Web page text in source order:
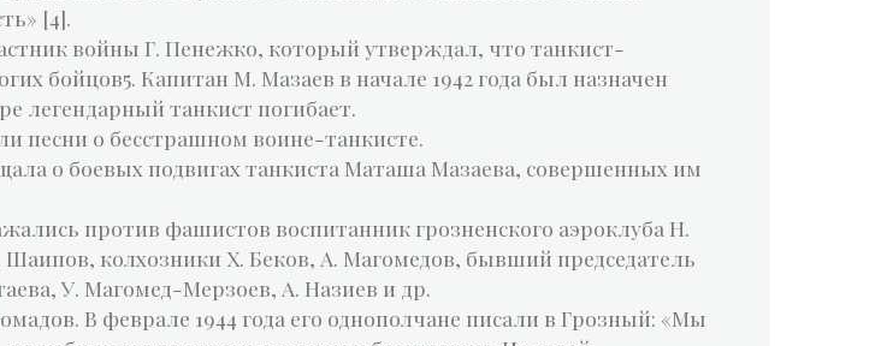
[4].
войны Г. Пенежко, который утверждал, что танкист-
бойцов5. Капитан М. Мазаев в начале 1942 года был назначен
легендарный танкист погибает.
песни о бесстрашном воине-танкисте.
о боевых подвигах танкиста Маташа Мазаева, совершенных им
против фашистов воспитанник грозненского аэроклуба Н.
колхозники X. Беков, А. Магомедов, бывший председатель
У. Магомед-Мерзоев, А. Назиев и др.
В феврале 1944 года его однополчане писали в Грозный: «Мы